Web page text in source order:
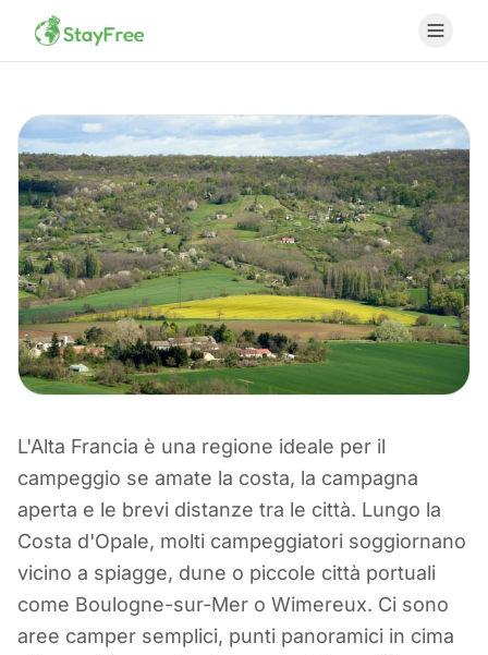
CAMPEGGIO IN FRANCIA
Campeggio in
Hauts-de-France
Francia
L'Alta Francia è una regione ideale per il
campeggio se amate la costa, la campagna
aperta e le brevi distanze tra le città. Lungo la
Costa d'Opale, molti campeggiatori soggiornano
vicino a spiagge, dune o piccole città portuali
come Boulogne-sur-Mer o Wimereux. Ci sono
aree camper semplici, punti panoramici in cima